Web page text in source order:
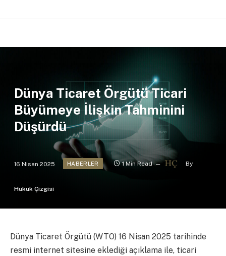
Dünya Ticaret Örgütü Ticari
Büyümeye İlişkin Tahminini
Düşürdü
16 Nisan 2025 HABERLER 1 Min Read By
Hukuk Çizgisi
Dünya Ticaret Örgütü (WTO) 16 Nisan 2025 tarihinde
resmi internet sitesine eklediği açıklama ile, ticari